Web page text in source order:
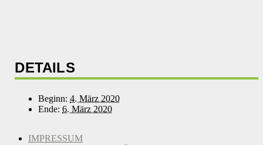
DETAILS
Beginn: 4. März 2020
Ende: 6. März 2020
IMPRESSUM